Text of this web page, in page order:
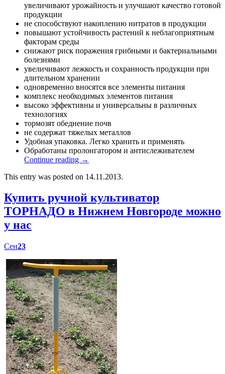
увеличивают урожайность и улучшают качество готовой
продукции
не способствуют накоплению нитратов в продукции
повышают устойчивость растений к неблагоприятным
факторам среды
снижают риск поражения грибными и бактериальными
болезнями
увеличивают лежкость и сохранность продукции при
длительном хранении
одновременно вносятся все элементы питания
комплекс необходимых элементов питания
высоко эффективны и универсальны в различных
технологиях
тормозят обеднение почв
не содержат тяжелых металлов
Удобная упаковка. Легко хранить и применять
Обработаны пролонгатором и антислеживателем
Continue reading →
This entry was posted on 14.11.2013.
Купить ручной культиватор
ТОРНАДО в Нижнем Новгороде можно
у нас
Сен23